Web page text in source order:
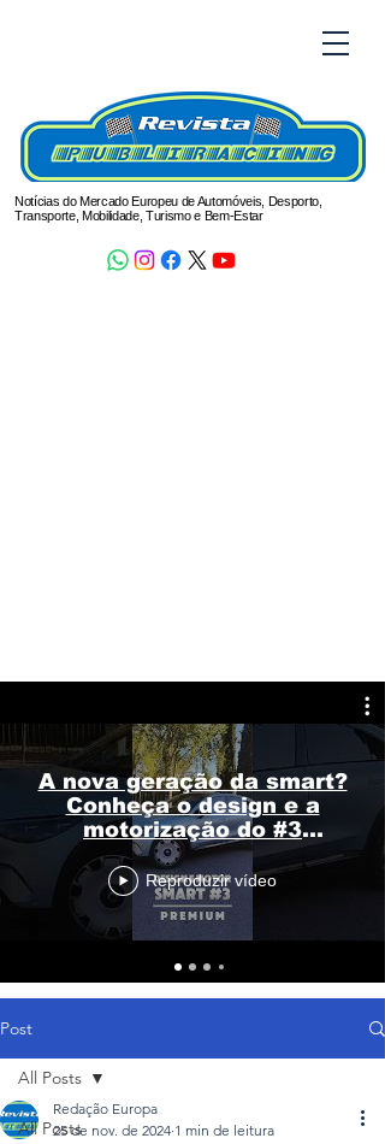
Notícias do Mercado Europeu de Automóveis, Desporto,
Transporte, Mobilidade, Turismo e Bem-Estar
A nova geração da smart?
Conheça o design e a
motorização do #3
Premium
Reproduzir vídeo
Post
All Posts
All Posts
Redação Europa
25 de nov. de 2024 1 min de leitura